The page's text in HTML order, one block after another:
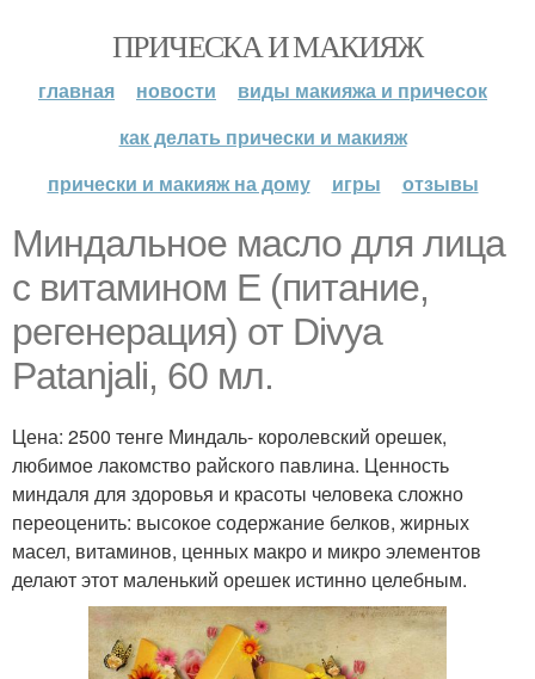
ПРИЧЕСКА И МАКИЯЖ
главная новости
виды макияжа и причесок
как делать прически и макияж
прически и макияж на дому
игры отзывы
Миндальное масло для лица
с витамином Е (питание,
регенерация) от Divya
Patanjali, 60 мл.
Цена: 2500 тенге Миндаль- королевский орешек,
любимое лакомство райского павлина. Ценность
миндаля для здоровья и красоты человека сложно
переоценить: высокое содержание белков, жирных
масел, витаминов, ценных макро и микро элементов
делают этот маленький орешек истинно целебным.